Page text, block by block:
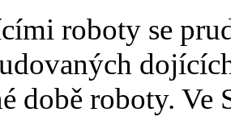
roboty se
době roboty.